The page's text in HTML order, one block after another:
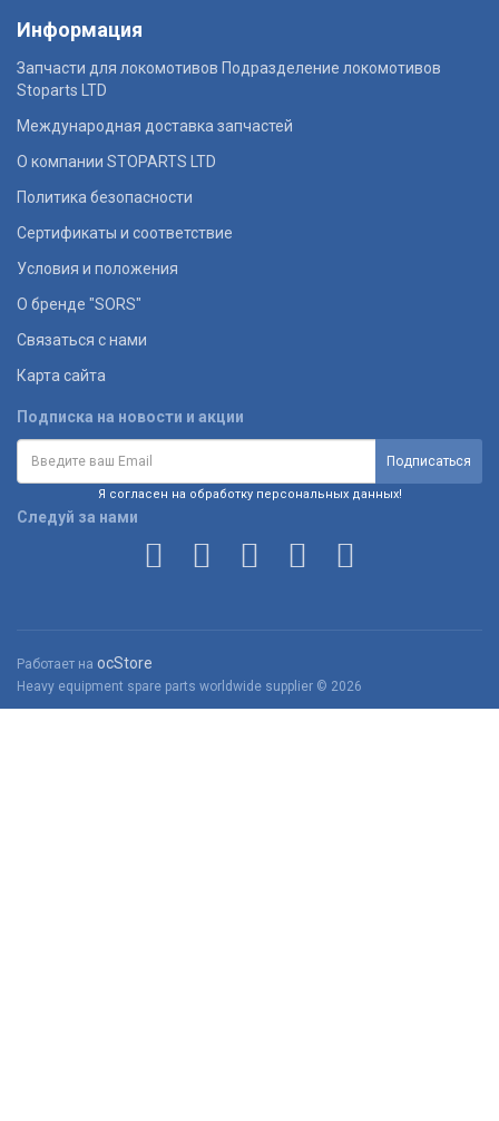
Информация
Запчасти для локомотивов Подразделение локомотивов
Stoparts LTD
Международная доставка запчастей
О компании STOPARTS LTD
Политика безопасности
Сертификаты и соответствие
Условия и положения
О бренде "SORS"
Связаться с нами
Карта сайта
Подписка на новости и акции
Я согласен на обработку персональных данных!
Следуй за нами
Работает на ocStore
Heavy equipment spare parts worldwide supplier © 2026